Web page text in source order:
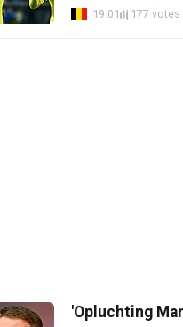
19:01 177 votes
'Opluchting